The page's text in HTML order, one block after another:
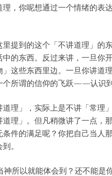
理，你呢想通过一个情绪的表
里提到的这个「不讲道理」的
中的东西。反过来讲，一旦你
」这些东西里边。一旦你讲道
个所谓的信仰的飞跃——认识
道理」，实际上是不讲「常理
道理」。但凡稍微讲了一点，
件的满足呢？你把自己当人
。
所以就能体会到？还不能是